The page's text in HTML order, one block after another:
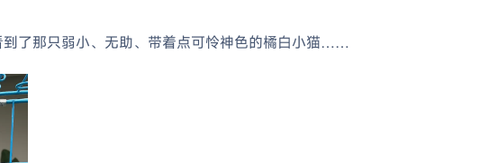
到了那只弱小、无助、带着点可怜神色的橘白小猫……